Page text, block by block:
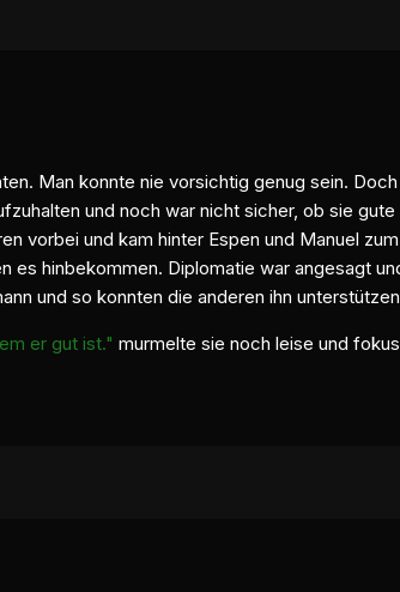
Man konnte nie vorsichtig genug sein.
und noch war nicht sicher, ob sie
vorbei und kam hinter Espen und Manuel
es hinbekommen. Diplomatie war angesagt
und so konnten die anderen ihn
er gut ist."murmelte sie noch leise und